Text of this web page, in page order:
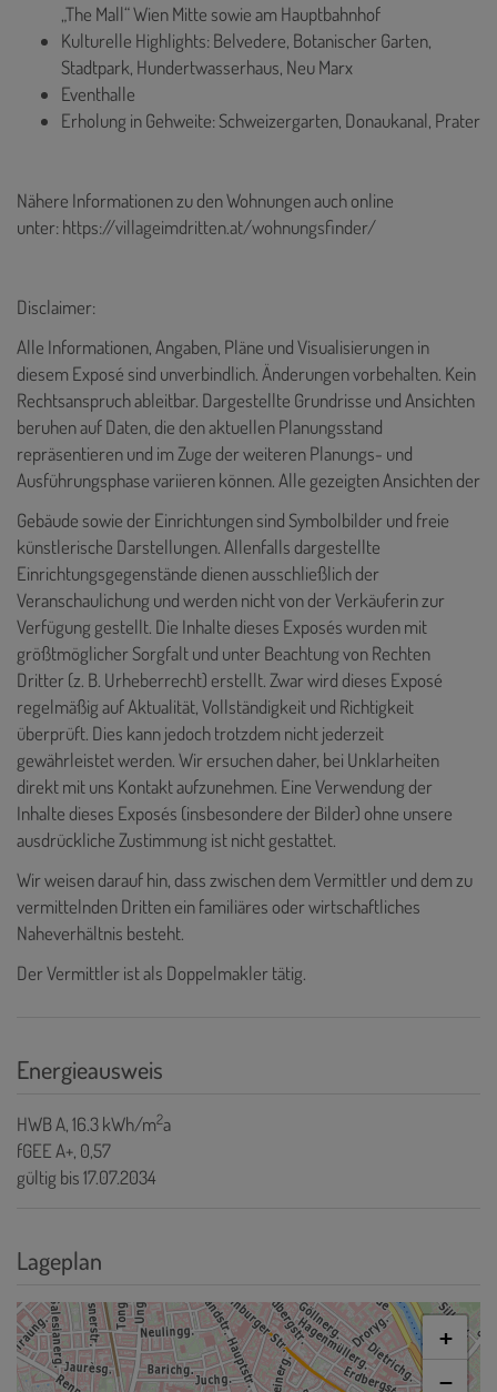
„The Mall“ Wien Mitte sowie am Hauptbahnhof
Kulturelle Highlights: Belvedere, Botanischer Garten,
Stadtpark, Hundertwasserhaus, Neu Marx
Eventhalle
Erholung in Gehweite: Schweizergarten, Donaukanal, Prater
Nähere Informationen zu den Wohnungen auch online
unter:https://villageimdritten.at/wohnungsfinder/
Disclaimer:
Alle Informationen, Angaben, Pläne und Visualisierungen in
diesem Exposé sind unverbindlich. Änderungen vorbehalten. Kein
Rechtsanspruch ableitbar. Dargestellte Grundrisse und Ansichten
beruhen auf Daten, die den aktuellen Planungsstand
repräsentieren und im Zuge der weiteren Planungs- und
Ausführungsphase variieren können. Alle gezeigten Ansichten der
Gebäude sowie der Einrichtungen sind Symbolbilder und freie
künstlerische Darstellungen. Allenfalls dargestellte
Einrichtungsgegenstände dienen ausschließlich der
Veranschaulichung und werden nicht von der Verkäuferin zur
Verfügung gestellt. Die Inhalte dieses Exposéswurden mit
größtmöglicher Sorgfalt und unter Beachtung von Rechten
Dritter (z. B. Urheberrecht) erstellt. Zwar wird dieses Exposé
regelmäßig auf Aktualität, Vollständigkeit und Richtigkeit
überprüft. Dies kann jedoch trotzdem nicht jederzeit
gewährleistet werden. Wir ersuchen daher, bei Unklarheiten
direkt mit uns Kontakt aufzunehmen. Eine Verwendung der
Inhalte dieses Exposés (insbesondere der Bilder) ohne unsere
ausdrückliche Zustimmung ist nicht gestattet.
Wir weisen darauf hin, dass zwischen dem Vermittler und dem zu
vermittelnden Dritten ein familiäres oder wirtschaftliches
Naheverhältnis besteht.
Der Vermittler ist als Doppelmakler tätig.
Energieausweis
HWBA, 16.3 kWh/m2a
fGEEA+, 0,57
gültig bis17.07.2034
Lageplan
+
−